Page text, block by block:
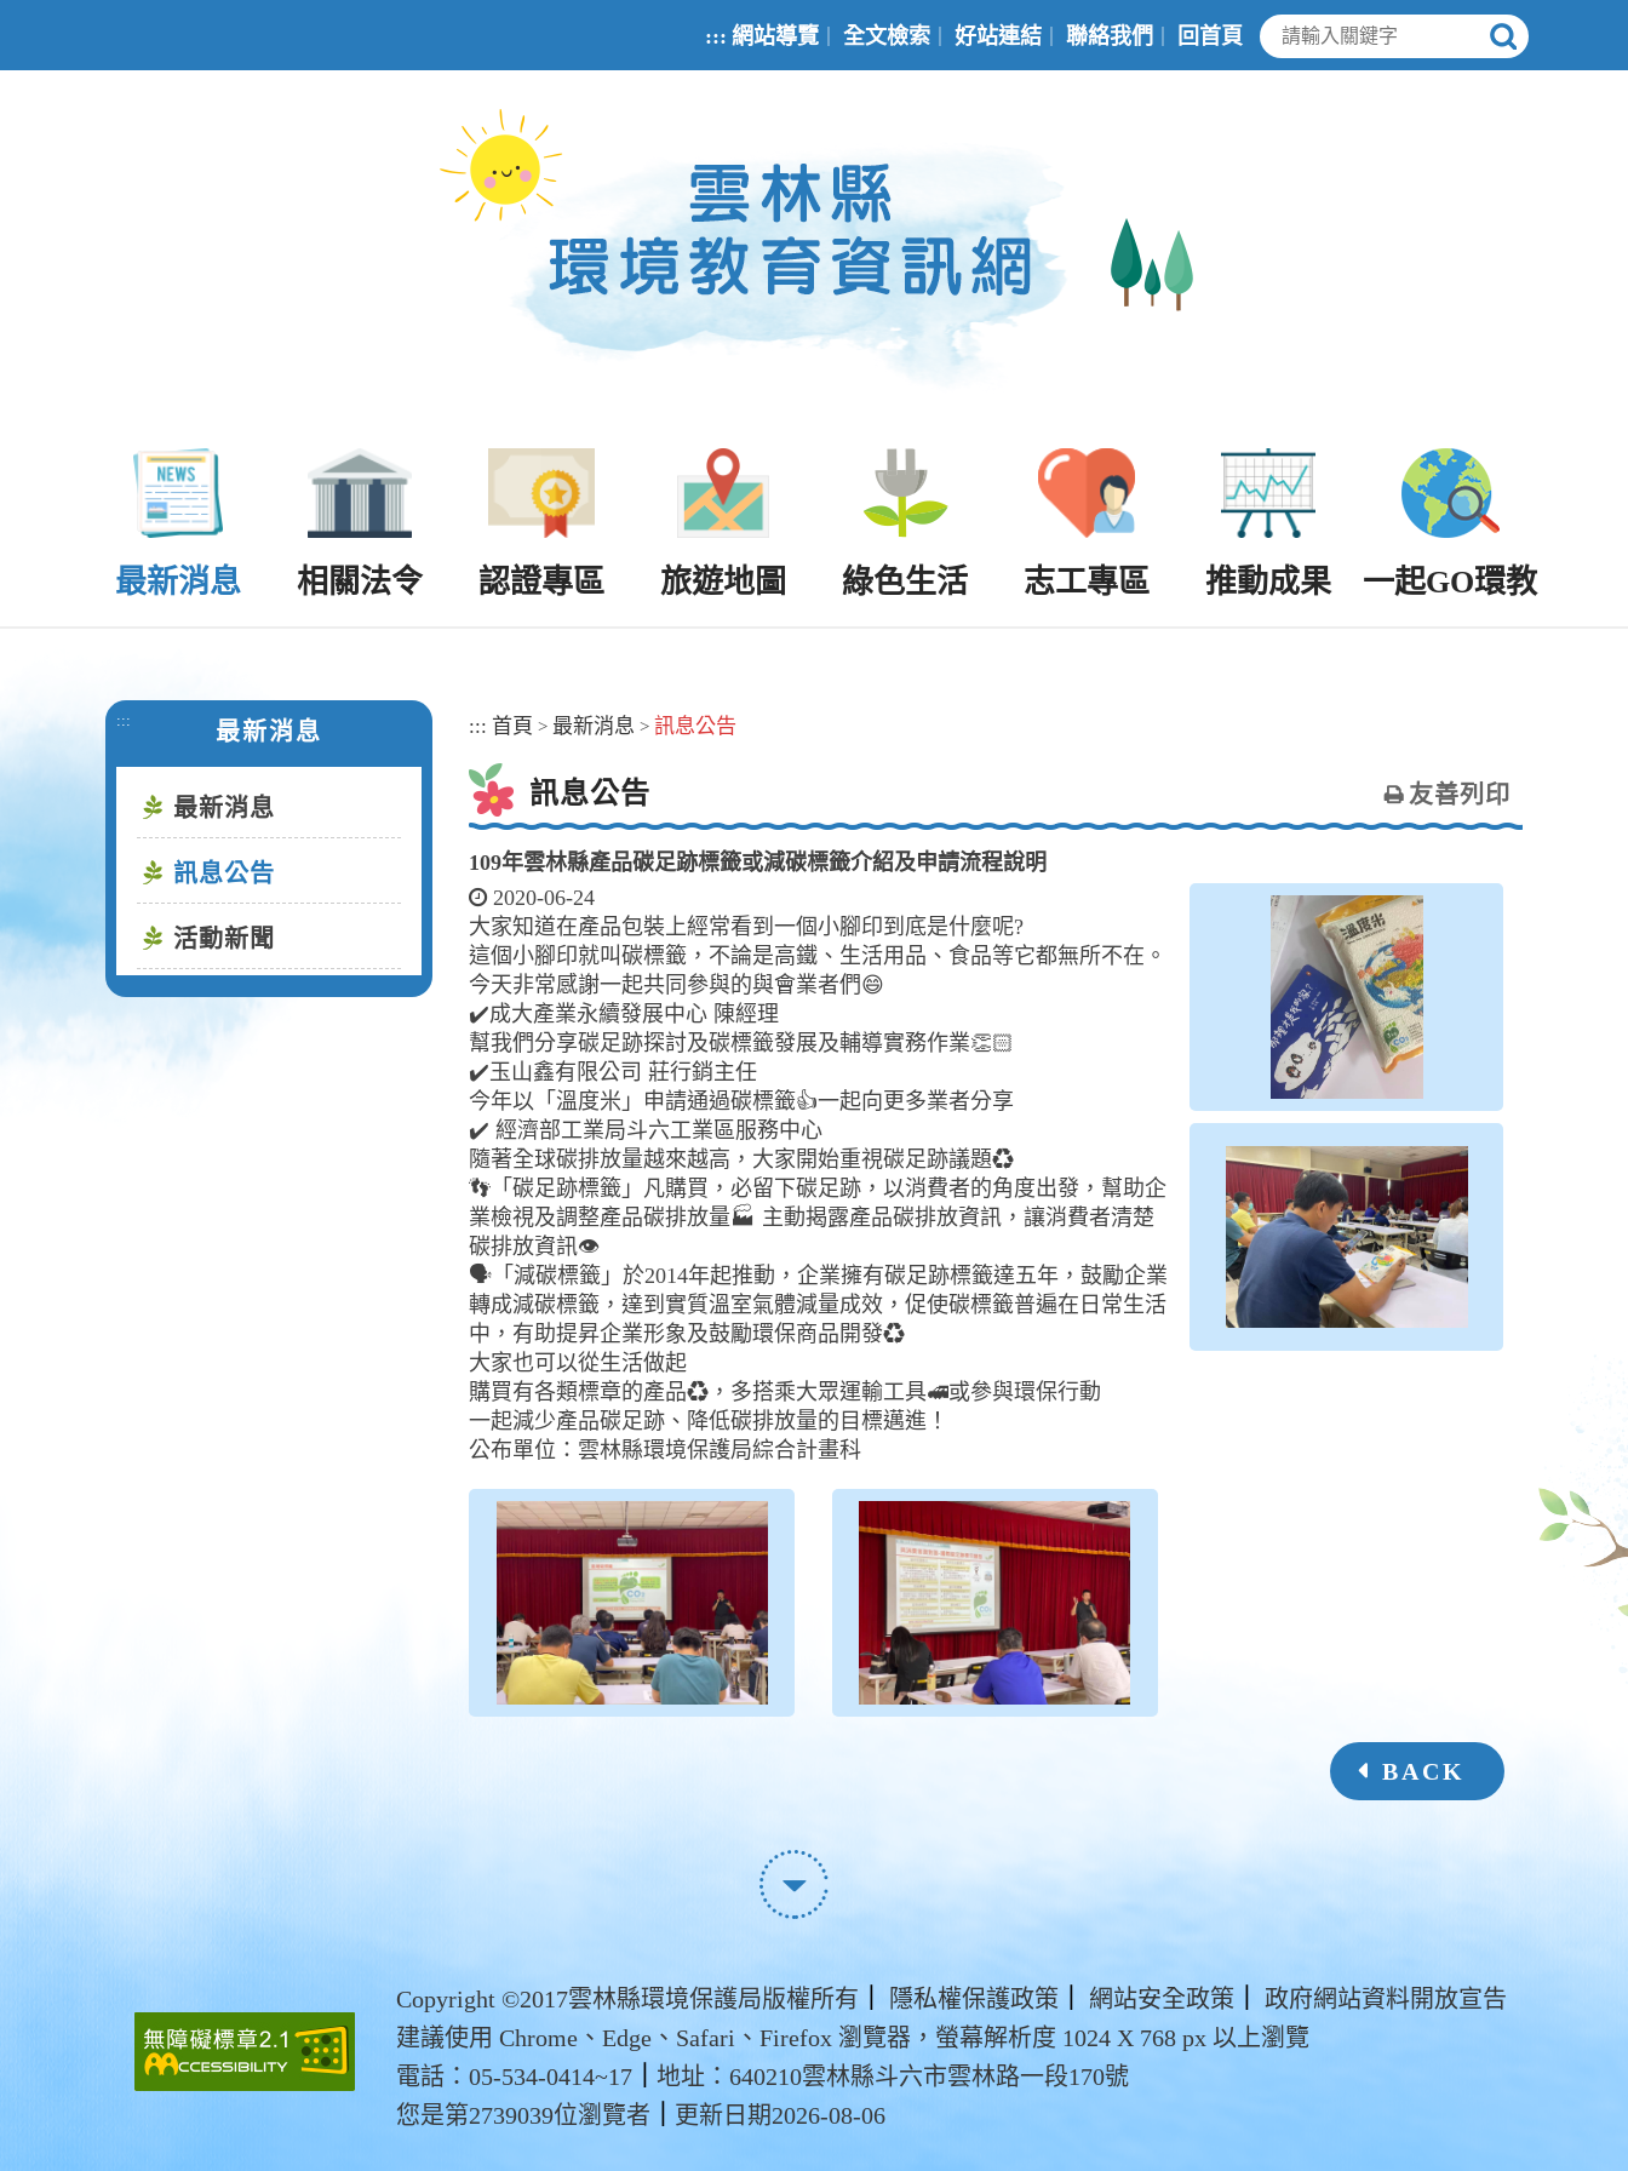
::: 網站導覽 全文檢索 好站連結 聯絡我們 回首頁
最新消息 相關法令 認證專區 旅遊地圖 綠色生活 志工專區 推動成果 一起GO環教
::: 最新消息
最新消息
訊息公告
活動新聞
::: 首頁 > 最新消息 > 訊息公告
訊息公告 友善列印
109年雲林縣產品碳足跡標籤或減碳標籤介紹及申請流程說明
2020-06-24
大家知道在產品包裝上經常看到一個小腳印到底是什麼呢?
這個小腳印就叫碳標籤，不論是高鐵、生活用品、食品等它都無所不在。
今天非常感謝一起共同參與的與會業者們😄
✔️成大產業永續發展中心 陳經理
幫我們分享碳足跡探討及碳標籤發展及輔導實務作業👏🏻
✔️玉山鑫有限公司 莊行銷主任
今年以「溫度米」申請通過碳標籤👍一起向更多業者分享
✔️ 經濟部工業局斗六工業區服務中心
隨著全球碳排放量越來越高，大家開始重視碳足跡議題♻️
👣「碳足跡標籤」凡購買，必留下碳足跡，以消費者的角度出發，幫助企
業檢視及調整產品碳排放量🏭 主動揭露產品碳排放資訊，讓消費者清楚
碳排放資訊👁
🗣「減碳標籤」於2014年起推動，企業擁有碳足跡標籤達五年，鼓勵企業
轉成減碳標籤，達到實質溫室氣體減量成效，促使碳標籤普遍在日常生活
中，有助提昇企業形象及鼓勵環保商品開發♻️
大家也可以從生活做起
購買有各類標章的產品♻️，多搭乘大眾運輸工具🚅或參與環保行動
一起減少產品碳足跡、降低碳排放量的目標邁進！
公布單位：雲林縣環境保護局綜合計畫科
BACK
Copyright ©2017雲林縣環境保護局版權所有 隱私權保護政策 網站安全政策
政府網站資料開放宣告
建議使用 Chrome、Edge、Safari、Firefox 瀏覽器，螢幕解析度 1024 X 768 px 以上瀏覽
電話：05-534-0414~17｜ 地址：640210雲林縣斗六市雲林路一段170號
您是第2739039位瀏覽者
更新日期2026-08-06